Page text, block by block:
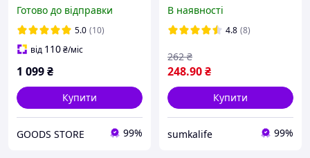
25275 - Чорна 34х28х16см
Готово до відправки
5.0 (10)
від 110₴/міс
1 099₴
Купити
GOODS STORE 99%
В наявності
4.8 (8)
248.90₴
262 ₴
Купити
sumkalife 99%